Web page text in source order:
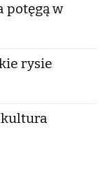
potęgą w
rysie
kultura